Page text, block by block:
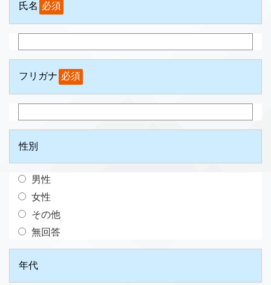
氏名 必須
フリガナ 必須
性別
男性
女性
その他
無回答
年代